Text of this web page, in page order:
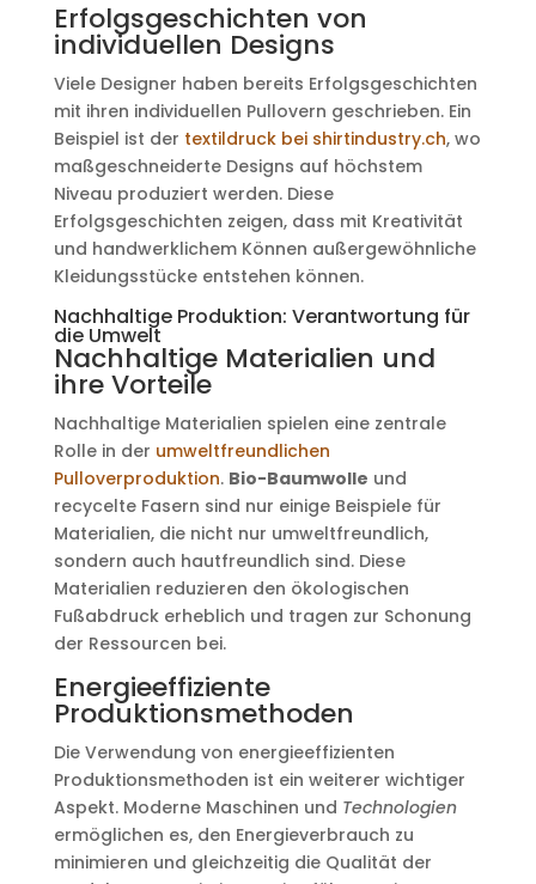
Erfolgsgeschichten von
individuellen Designs
Viele Designer haben bereits Erfolgsgeschichten
mit ihren individuellen Pullovern geschrieben. Ein
Beispiel ist der textildruck bei shirtindustry.ch, wo
maßgeschneiderte Designs auf höchstem
Niveau produziert werden. Diese
Erfolgsgeschichten zeigen, dass mit Kreativität
und handwerklichem Können außergewöhnliche
Kleidungsstücke entstehen können.
Nachhaltige Produktion: Verantwortung für
die Umwelt
Nachhaltige Materialien und
ihre Vorteile
Nachhaltige Materialien spielen eine zentrale
Rolle in der umweltfreundlichen
Pulloverproduktion. Bio-Baumwolle und
recycelte Fasern sind nur einige Beispiele für
Materialien, die nicht nur umweltfreundlich,
sondern auch hautfreundlich sind. Diese
Materialien reduzieren den ökologischen
Fußabdruck erheblich und tragen zur Schonung
der Ressourcen bei.
Energieeffiziente
Produktionsmethoden
Die Verwendung von energieeffizienten
Produktionsmethoden ist ein weiterer wichtiger
Aspekt. Moderne Maschinen und Technologien
ermöglichen es, den Energieverbrauch zu
minimieren und gleichzeitig die Qualität der